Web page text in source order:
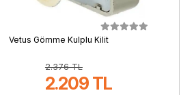
Vetus Gömme Kulplu Kilit
2.376 TL
2.209 TL